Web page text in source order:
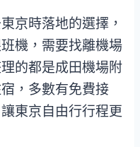
京時落地的選擇，
機，需要找離機場
的都是成田機場附
，多數有免費接
東京自由行行程更